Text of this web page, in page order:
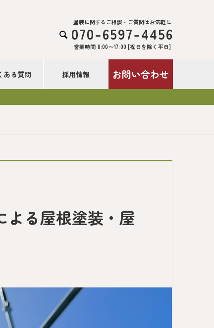

塗装に関するご相談・ご質問はお気軽に
070-6597-4456
営業時間 8:00〜17:00 [祝日を除く平日]
ある質問 採用情報 お問い合わせ
よる屋根塗装・屋